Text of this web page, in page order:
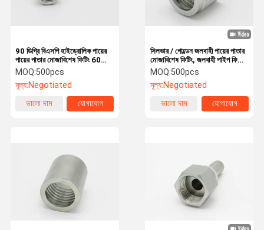
সিলভার / গোল্ডেন জলবাহী পায়ের পাতার
মোজাবিশেষ ফিটিং, জলবাহী পাইপ ফিটিং
গ্যাভলাইনেড দস্তা চেহারা App
MOQ:500pcs
মূল্য:Negotiated
ভালো দাম
যোগাযোগ
90 ডিগ্রি বিএসপি হাইড্রোলিক পায়ের
পায়ের পাতার মোজাবিশেষ ফিটিং 60
ডিগ্রি শঙ্কু সীল (22691)
MOQ:500pcs
মূল্য:Negotiated
ভালো দাম
যোগাযোগ